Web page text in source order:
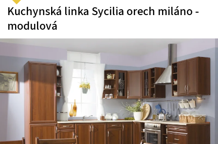
Kuchynská linka Sycilia orech miláno -
modulová